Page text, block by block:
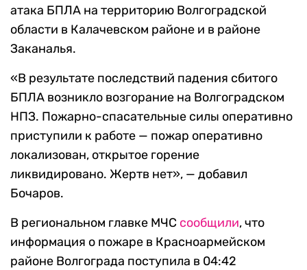
атака БПЛА на территорию Волгоградской
области в Калачевском районе и в районе
Заканалья.
«В результате последствий падения сбитого
БПЛА возникло возгорание на Волгоградском
НПЗ. Пожарно-спасательные силы оперативно
приступили к работе — пожар оперативно
локализован, открытое горение
ликвидировано. Жертв нет», — добавил
Бочаров.
В региональном главке МЧС сообщили, что
информация о пожаре в Красноармейском
районе Волгограда поступила в 04:42